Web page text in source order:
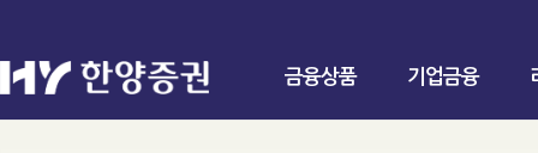
금융상품 기업금융